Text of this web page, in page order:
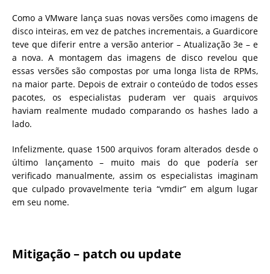
Como a VMware lança suas novas versões como imagens de
disco inteiras, em vez de patches incrementais, a Guardicore
teve que diferir entre a versão anterior – Atualização 3e – e
a nova.A montagem das imagens de disco revelou que
essas versões são compostas por uma longa lista de RPMs,
na maior parte. Depois de extrair o conteúdo de todos esses
pacotes, os especialistas puderam ver quais arquivos
haviam realmente mudado comparando os hashes lado a
lado.
Infelizmente, quase 1500 arquivos foram alterados desde o
último lançamento – muito mais do que podería ser
verificado manualmente, assim os especialistas imaginam
que culpado provavelmente teria “vmdir” em algum lugar
em seu nome.
Mitigação – patch ou update